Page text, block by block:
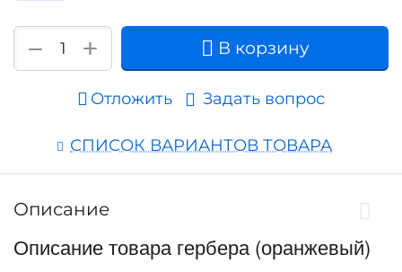
+
− В корзину
Отложить Задать вопрос
СПИСОК ВАРИАНТОВ ТОВАРА
Описание
Описание товара гербера (оранжевый)